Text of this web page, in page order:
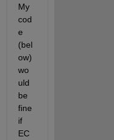
My
cod
e
(bel
ow)
wo
uld
be
fine
if
EC